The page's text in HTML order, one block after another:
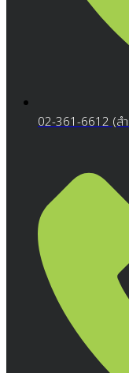
02-361-6612 (ส